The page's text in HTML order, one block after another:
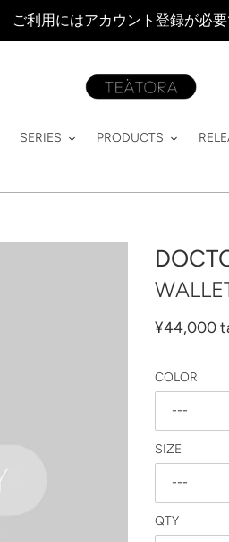
ご利用にはアカウント登録が必要
SERIES PRODUCTS
通
価
格
¥44,000
COLOR
SIZE
QTY